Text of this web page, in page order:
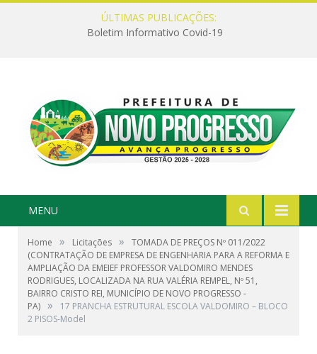
ÚLTIMAS PUBLICAÇÕES:
Boletim Informativo Covid-19
MENU
Home » Licitações »
TOMADA DE PREÇOS Nº 011/2022
(CONTRATAÇÃO DE EMPRESA DE ENGENHARIA PARA A REFORMA E
AMPLIAÇÃO DA EMEIEF PROFESSOR VALDOMIRO MENDES
RODRIGUES, LOCALIZADA NA RUA VALÉRIA REMPEL, Nº 51,
BAIRRO CRISTO REI, MUNICÍPIO DE NOVO PROGRESSO -
PA) »
17 PRANCHA ESTRUTURAL ESCOLA VALDOMIRO – BLOCO
2 PISOS-Model